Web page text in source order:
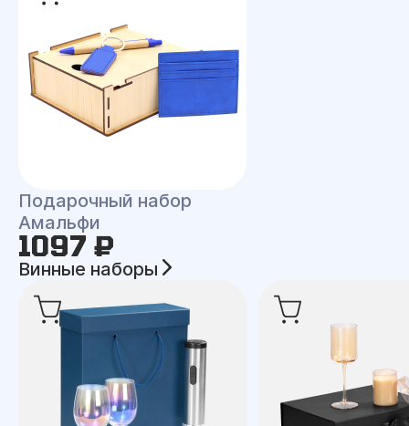
Подарочный набор
Амальфи
1097 ₽
Винные наборы